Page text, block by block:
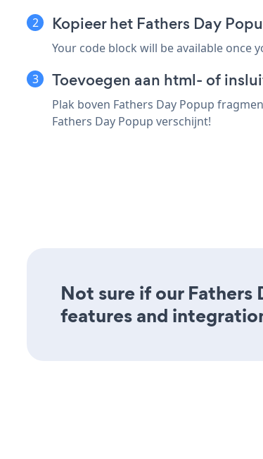
Kopieer het Fathers Day
Your code block will be available once
Toevoegen aan html- of
Plak boven Fathers Day Popup
Fathers Day Popup verschijnt!
Not sure if our Fathers
features and